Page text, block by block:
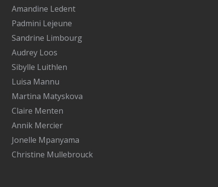
Amandine Ledent
Padmini Lejeune
Sandrine Limbourg
Audrey Loos
Sibylle Luithlen
Luisa Mannu
Martina Matyskova
Claire Menten
Annik Mercier
Jonelle Mpanyama
Christine Mullebrouck